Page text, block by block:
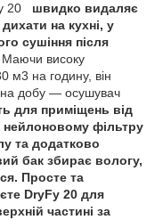
20
швидко видаляє
на кухні, у
сушіння після
Маючи високу
м3 на годину, він
на добу — осушувач
для приміщень від
фільтру
та додатково
бак збирає вологу,
Просте та
DryFy 20 для
частині за